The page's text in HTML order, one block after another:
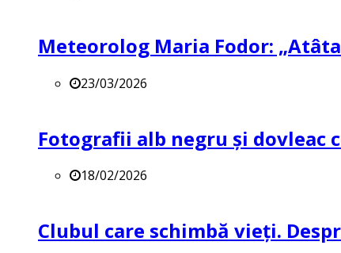
Meteorolog Maria Fodor:
23/03/2026
Fotografii alb negru și dovleac
18/02/2026
Clubul care schimbă vieți.